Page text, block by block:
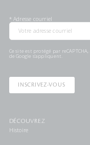
* Adresse courriel
Ce site est protégé par
de Google s'appliquent.
INSCRIVEZ-VOUS
DÉCOUVREZ
Histoire